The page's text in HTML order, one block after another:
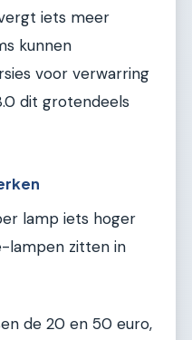
iets meer
kunnen
voor verwarring
dit grotendeels
lamp iets hoger
lampen zitten in
de 20 en 50 euro,